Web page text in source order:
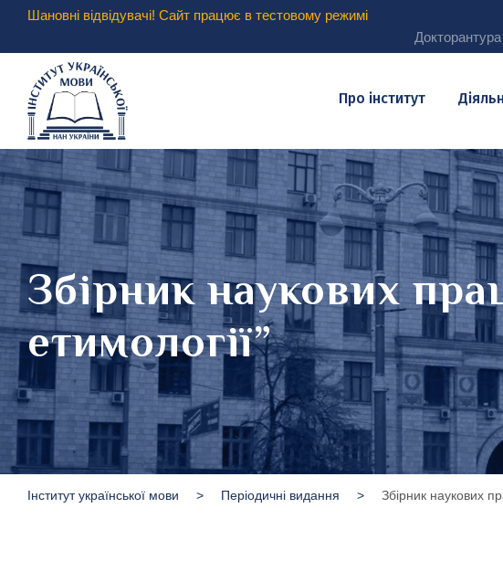
Шановні відвідувачі! Сайт працює в тестовому режимі
Докторантура
Про інститут
Збірник наукових
етимології”
Інститут української мови > Періодичні видання > Збірник наукових